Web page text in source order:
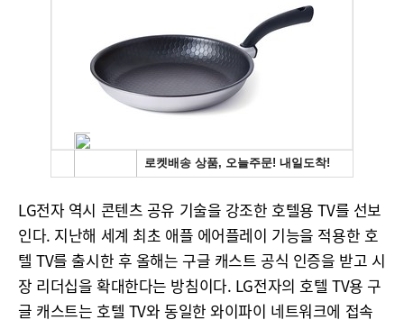
LG전자 역시 콘텐츠 공유 기술을 강조한 호텔용 TV를 선보
인다. 지난해 세계 최초 애플 에어플레이 기능을 적용한 호
텔 TV를 출시한 후 올해는 구글 캐스트 공식 인증을 받고 시
장 리더십을 확대한다는 방침이다. LG전자의 호텔 TV용 구
글 캐스트는 호텔 TV와 동일한 와이파이 네트워크에 접속